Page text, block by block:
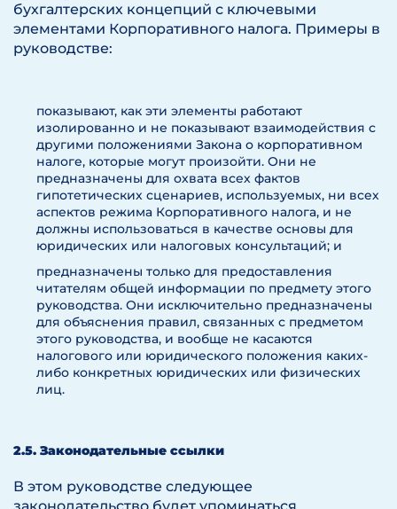
бухгалтерских концепций с ключевыми
элементами Корпоративного налога. Примеры в
руководстве:
показывают, как эти элементы работают
изолированно и не показывают взаимодействия с
другими положениями Закона о корпоративном
налоге, которые могут произойти. Они не
предназначены для охвата всех фактов
гипотетических сценариев, используемых, ни всех
аспектов режима Корпоративного налога, и не
должны использоваться в качестве основы для
юридических или налоговых консультаций; и
предназначены только для предоставления
читателям общей информации по предмету этого
руководства. Они исключительно предназначены
для объяснения правил, связанных с предметом
этого руководства, и вообще не касаются
налогового или юридического положения каких-
либо конкретных юридических или физических
лиц.
2.5. Законодательные ссылки
В этом руководстве следующее